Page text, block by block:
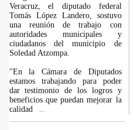
Veracruz, el diputado federal
Tomás López Landero, sostuvo
una reunión de trabajo con
autoridades municipales y
ciudadanos del municipio de
Soledad Atzompa.
"En la Cámara de Diputados
estamos trabajando para poder
dar testimonio de los logros y
beneficios que puedan mejorar la
calidad